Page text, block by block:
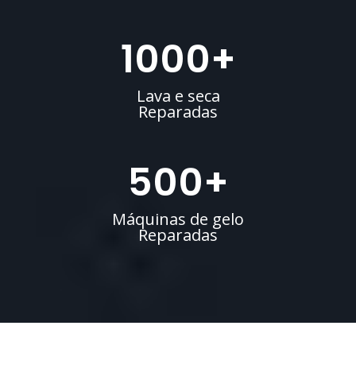
1000+
Lava e seca
Reparadas
500+
Máquinas de gelo
Reparadas